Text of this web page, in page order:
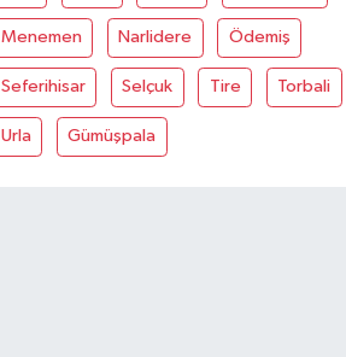
Menemen Narlidere Ödemiş
Seferihisar Selçuk Tire Torbali
Urla Gümüşpala